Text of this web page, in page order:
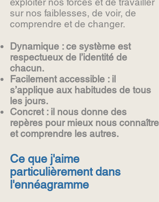
sur nos faiblesses, de voir, de
comprendre et de changer.
Dynamique : ce système est
respectueux de l’identité de
chacun.
Facilement accessible : il
s’applique aux habitudes de tous
les jours.
Concret : il nous donne des
repères pour mieux nous connaître
et comprendre les autres.
Ce que j'aime
particulièrement dans
l'ennéagramme